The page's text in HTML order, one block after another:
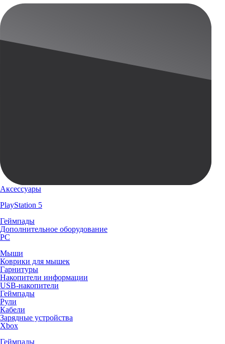
Аксессуары
PlayStation 5
Геймпады
Дополнительное оборудование
PC
Мыши
Коврики для мышек
Гарнитуры
Накопители информации
USB-накопители
Геймпады
Рули
Кабели
Зарядные устройства
Xbox
Геймпады